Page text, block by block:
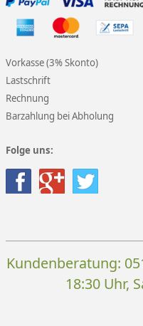
Vorkasse (3% Skonto)
Lastschrift
Rechnung
Barzahlung bei Abholung
Folge uns:
Kundenberatung:
18:30 Uhr,